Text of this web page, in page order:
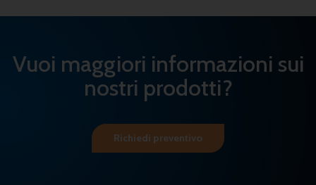
Vuoi maggiori informazioni sui
nostri prodotti?
Richiedi preventivo